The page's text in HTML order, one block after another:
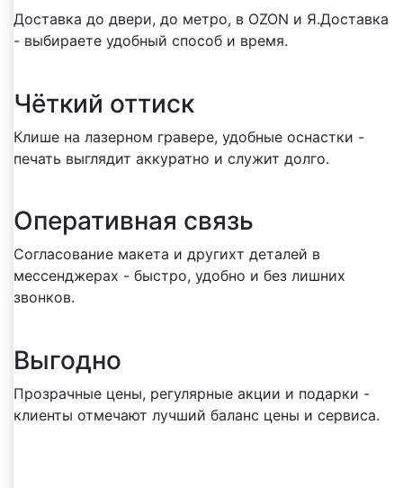
Доставка до двери, до метро, в OZON и Я.Доставка
- выбираете удобный способ и время.
Чёткий оттиск
Клише на лазерном гравере, удобные оснастки -
печать выглядит аккуратно и служит долго.
Оперативная связь
Согласование макета и другихт деталей в
мессенджерах - быстро, удобно и без лишних
звонков.
Выгодно
Прозрачные цены, регулярные акции и подарки -
клиенты отмечают лучший баланс цены и сервиса.